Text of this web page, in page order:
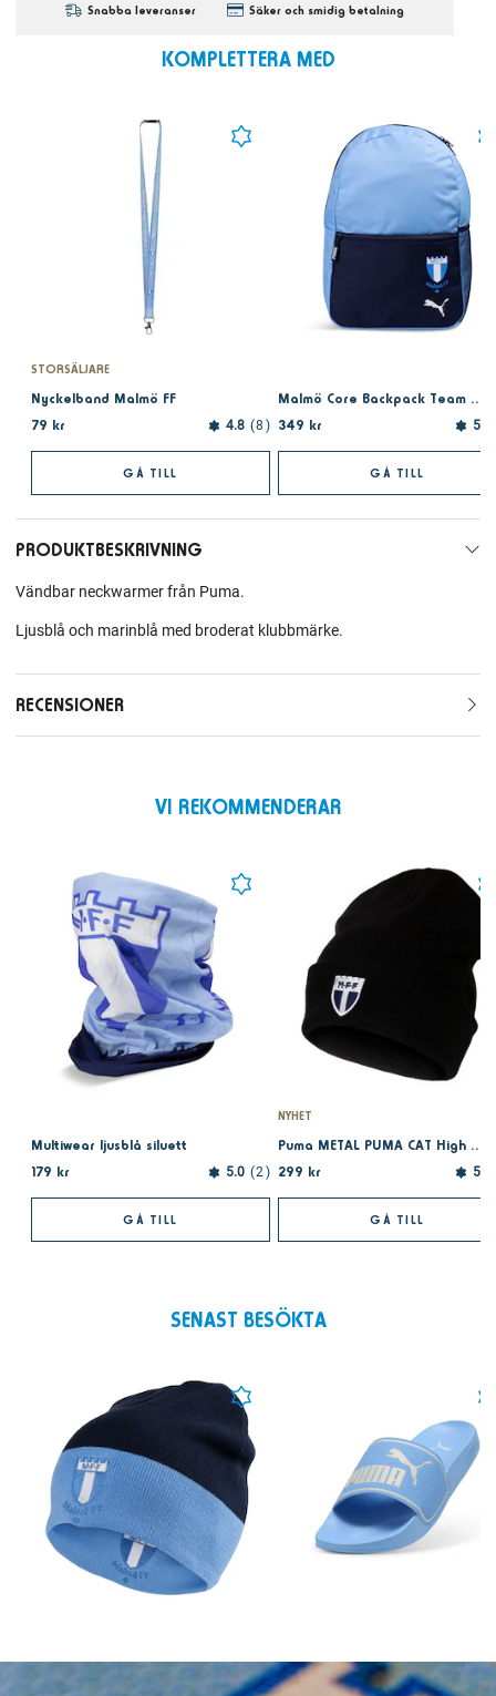
Snabba leveranser Säker och smidig betalning
KOMPLETTERA MED
STORSÄLJARE
Nyckelband Malmö FF
79 kr
4.8 8
GÅ TILL
Malmö Core Backpack Team Light Blue
349 kr
5.0
GÅ TILL
PRODUKTBESKRIVNING
Vändbar neckwarmer från Puma.
Ljusblå och marinblå med broderat klubbmärke.
RECENSIONER
VI REKOMMENDERAR
Multiwear ljusblå siluett
179 kr
5.0 2
GÅ TILL
NYHET
Puma METAL PUMA CAT High Crown Beanie Black
299 kr
5.0
GÅ TILL
SENAST BESÖKTA